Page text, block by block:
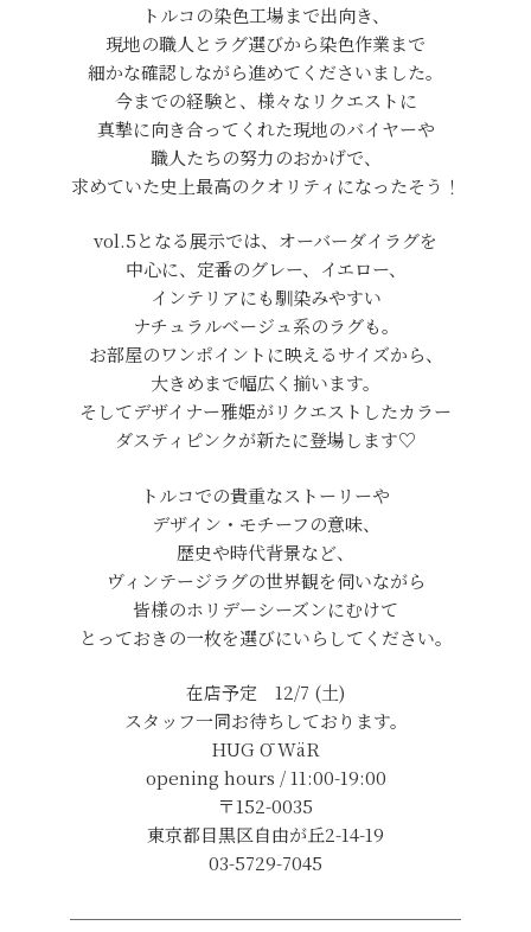
トルコの染色工場まで出向き、
現地の職人とラグ選びから染色作業まで
細かな確認しながら進めてくださいました。
今までの経験と、様々なリクエストに
真摯に向き合ってくれた現地のバイヤーや
職人たちの努力のおかげで、
求めていた史上最高のクオリティになったそう！
vol.5となる展示では、オーバーダイラグを
中心に、定番のグレー、イエロー、
インテリアにも馴染みやすい
ナチュラルベージュ系のラグも。
お部屋のワンポイントに映えるサイズから、
大きめまで幅広く揃います。
そしてデザイナー雅姫がリクエストしたカラー
ダスティピンクが新たに登場します♡
トルコでの貴重なストーリーや
デザイン・モチーフの意味、
歴史や時代背景など、
ヴィンテージラグの世界観を伺いながら
皆様のホリデーシーズンにむけて
とっておきの一枚を選びにいらしてください。
在店予定 12/7 (土)
スタッフ一同お待ちしております。
HUG Ō WäR
opening hours / 11:00-19:00
〒152-0035
東京都目黒区自由が丘2-14-19
03-5729-7045
──────────────────────